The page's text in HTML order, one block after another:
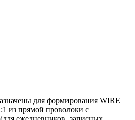
для формирования WIRE
из прямой проволоки с